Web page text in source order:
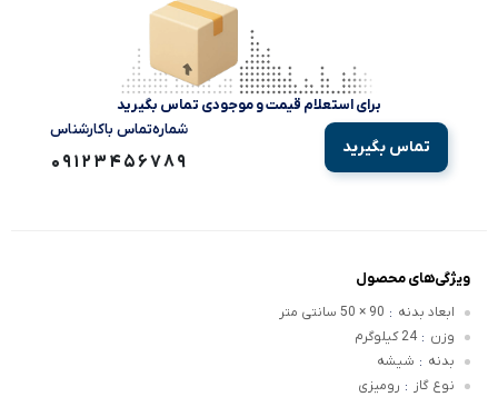
برای استعلام قیمت و موجودی تماس بگیرید
تماس بگیرید
شماره‌تماس‌ با‌کارشناس
09123456789
ویژگی‌های محصول
ابعاد بدنه : 90 × 50 سانتی متر
وزن : 24 کیلوگرم
بدنه : شیشه
نوع گاز : رومیزی